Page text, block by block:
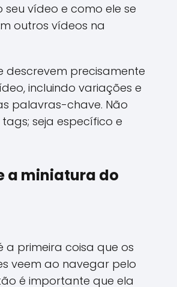
vídeo e como ele se
outros vídeos na
descrevem precisamente
incluindo variações e
palavras-chave. Não
seja específico e
a miniatura do
a primeira coisa que os
veem ao navegar pelo
é importante que ela